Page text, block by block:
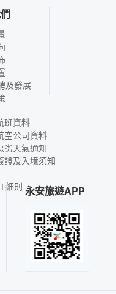
及發展
班資料
空公司資料
劣天氣通知
證及入境須知
細則 永安旅遊APP